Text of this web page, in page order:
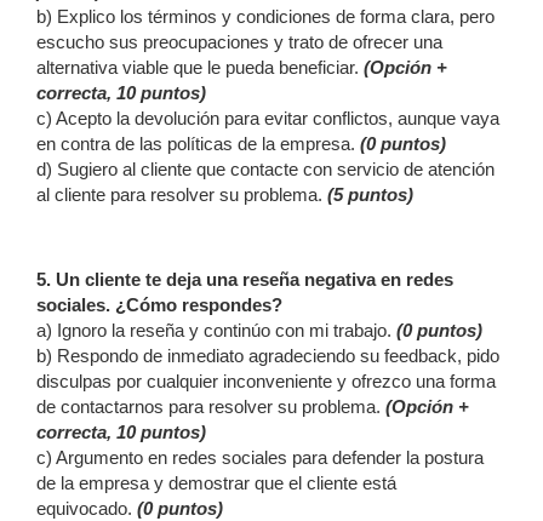
b) Explico los términos y condiciones de forma clara, pero
escucho sus preocupaciones y trato de ofrecer una
alternativa viable que le pueda beneficiar. (Opción +
correcta, 10 puntos)
c) Acepto la devolución para evitar conflictos, aunque vaya
en contra de las políticas de la empresa. (0 puntos)
d) Sugiero al cliente que contacte con servicio de atención
al cliente para resolver su problema. (5 puntos)
5. Un cliente te deja una reseña negativa en redes
sociales. ¿Cómo respondes?
a) Ignoro la reseña y continúo con mi trabajo. (0 puntos)
b) Respondo de inmediato agradeciendo su feedback, pido
disculpas por cualquier inconveniente y ofrezco una forma
de contactarnos para resolver su problema. (Opción +
correcta, 10 puntos)
c) Argumento en redes sociales para defender la postura
de la empresa y demostrar que el cliente está
equivocado. (0 puntos)